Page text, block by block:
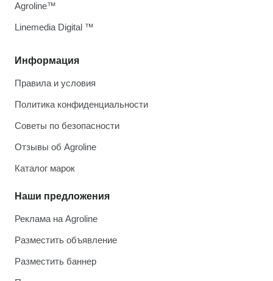
Информация
Правила и условия
Политика конфиденциальности
Советы по безопасности
Отзывы об Agroline
Каталог марок
Наши предложения
Реклама на Agroline
Разместить объявление
Разместить баннер
Agroline™
Linemedia Digital ™